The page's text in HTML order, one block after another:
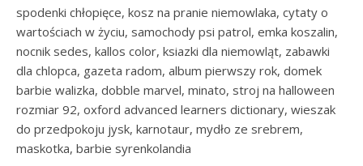
spodenki chłopięce, kosz na pranie niemowlaka, cytaty o
wartościach w życiu, samochody psi patrol, emka koszalin,
nocnik sedes, kallos color, ksiazki dla niemowląt, zabawki
dla chlopca, gazeta radom, album pierwszy rok, domek
barbie walizka, dobble marvel, minato, stroj na halloween
rozmiar 92, oxford advanced learners dictionary, wieszak
do przedpokoju jysk, karnotaur, mydło ze srebrem,
maskotka, barbie syrenkolandia